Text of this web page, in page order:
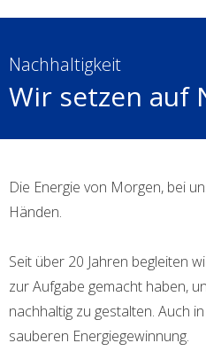
Nachhaltigkeit
​Wir setzen auf
Die Energie von Morgen, bei
Händen.
​Seit über 20 Jahren begleiten
zur Aufgabe gemacht haben,
nachhaltig zu gestalten. Auch
sauberen Energiegewinnung. ​